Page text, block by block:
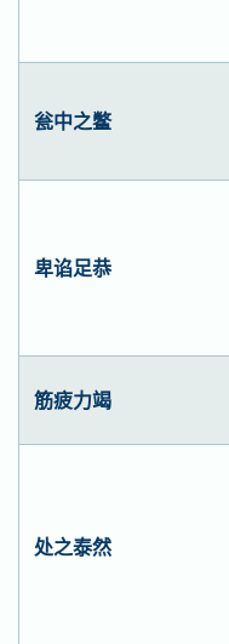
瓮中之鳖
卑谄足恭
筋疲力竭
处之泰然